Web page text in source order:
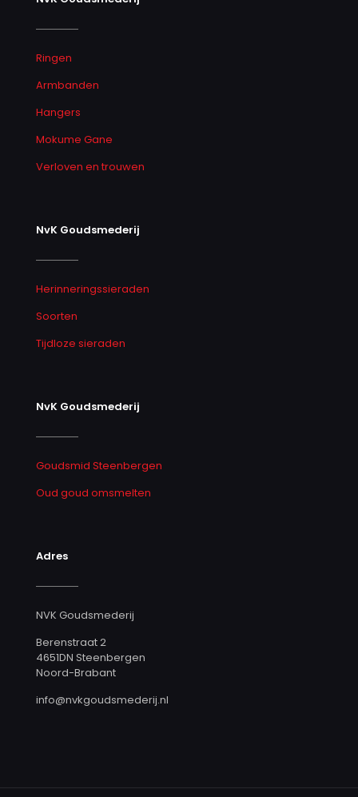
Ringen
Armbanden
Hangers
Mokume Gane
Verloven en trouwen
NvK Goudsmederij
Herinneringssieraden
Soorten
Tijdloze sieraden
NvK Goudsmederij
Goudsmid Steenbergen
Oud goud omsmelten
Adres
NVK Goudsmederij
Berenstraat 2
4651DN Steenbergen
Noord-Brabant
info@nvkgoudsmederij.nl